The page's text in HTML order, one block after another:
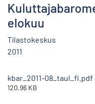
elokuu
Tilastokeskus
2011
kbar_2011-08_taul_fi.pdf
120.96 KB